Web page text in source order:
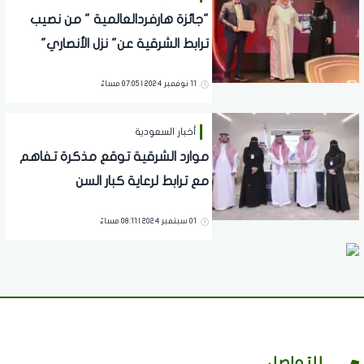
"جائزة هارفردالعالمية " من نصيب
ترابط الشرقية عن" نزل الأنصاري"
11 نوفمبر 2024 | 07:05 مساءً
أخبار السعودية
موارد الشرقية توقع مذكرة تفاهم
مع ترابط لرعاية كبار السن
01 سبتمبر 2024 | 08:11 مساءً